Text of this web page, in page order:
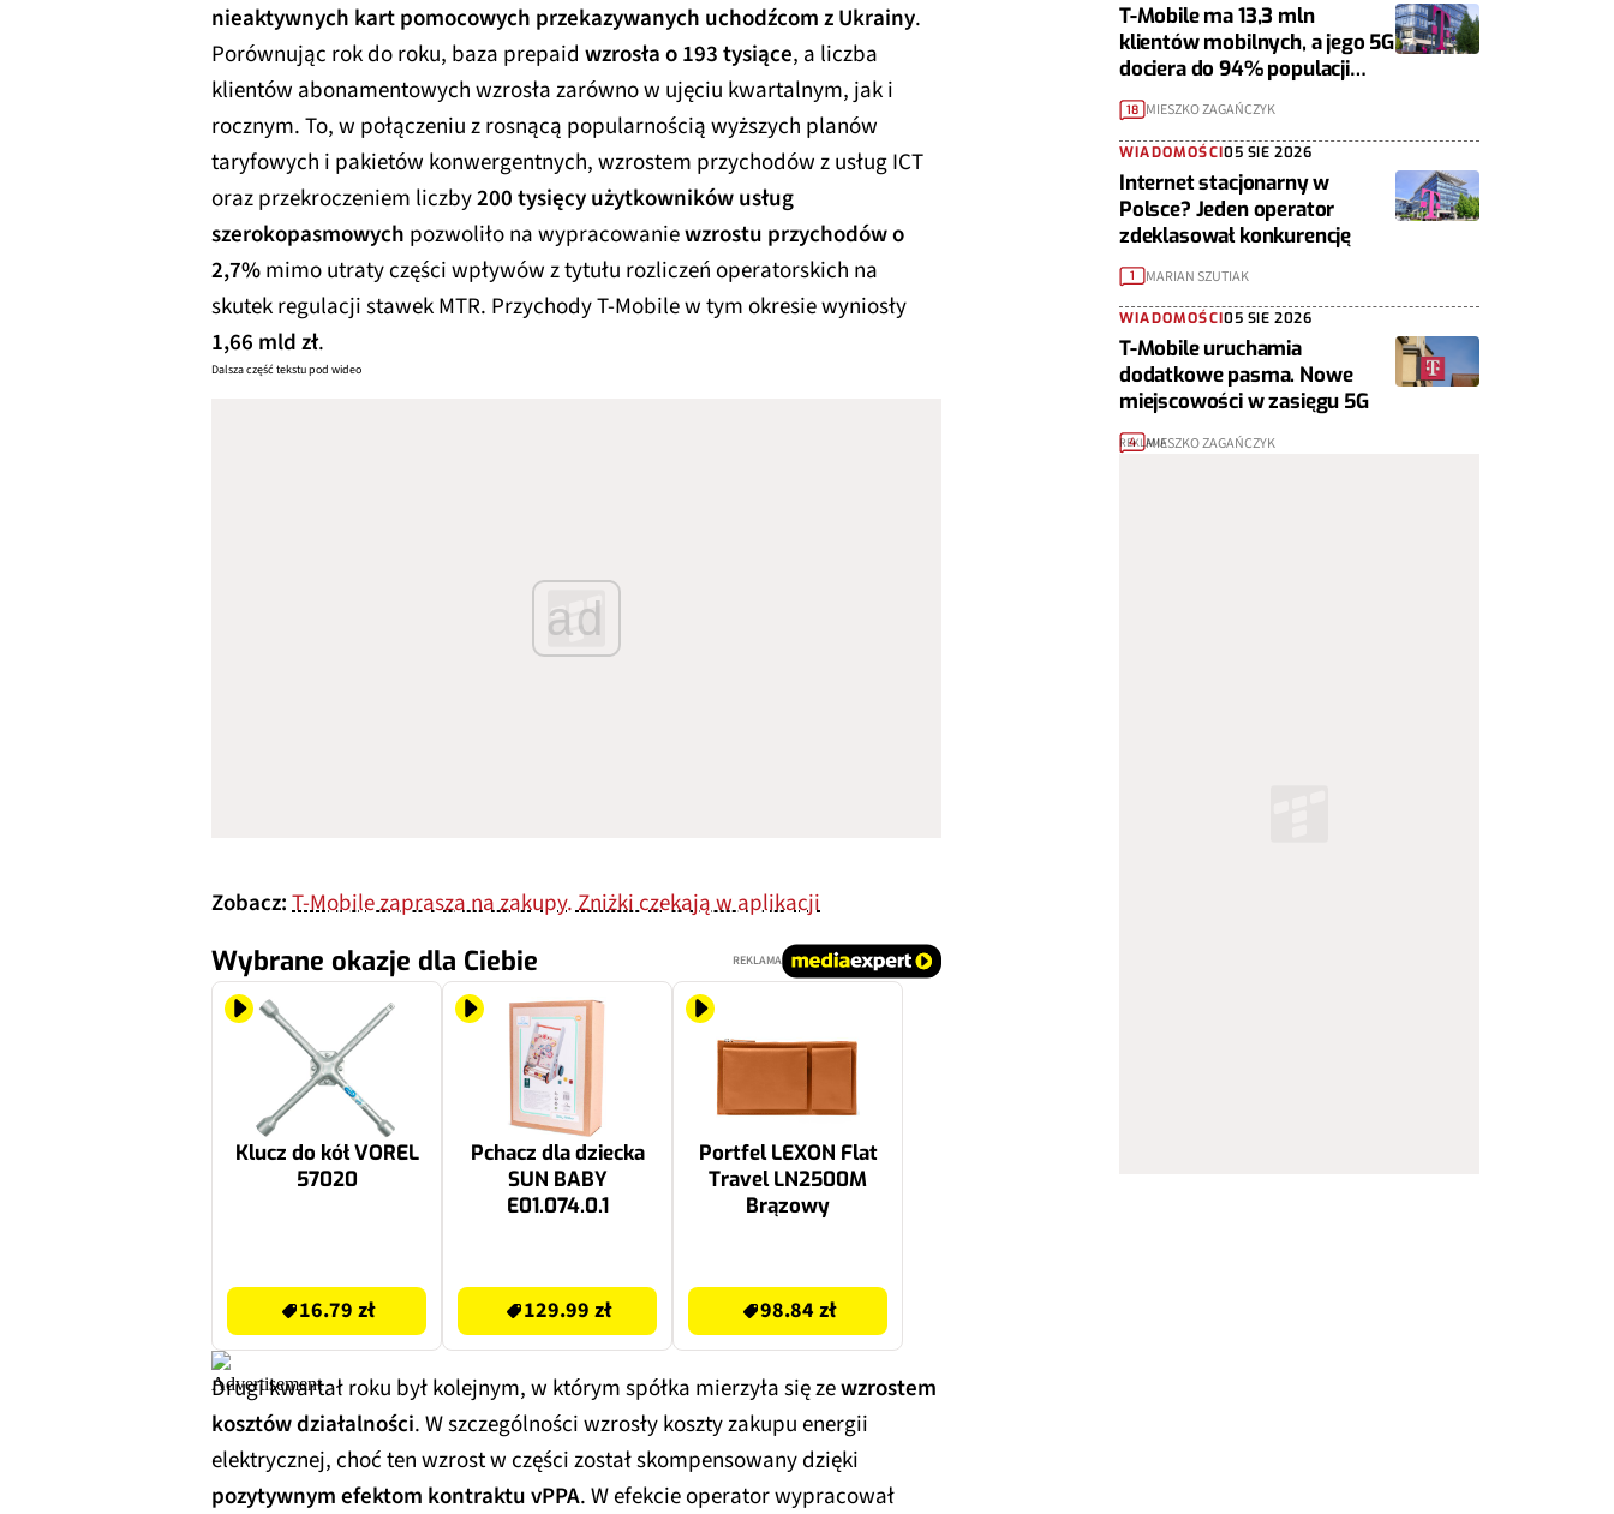
nieaktywnych kart pomocowych przekazywanych uchodźcom z Ukrainy.
Porównując rok do roku, baza prepaid wzrosła o 193 tysiące, a liczba
klientów abonamentowych wzrosła zarówno w ujęciu kwartalnym, jak i
rocznym. To, w połączeniu z rosnącą popularnością wyższych planów
taryfowych i pakietów konwergentnych, wzrostem przychodów z usług ICT
oraz przekroczeniem liczby200 tysięcy użytkowników usług
szerokopasmowych pozwoliło na wypracowaniewzrostu przychodów o
2,7%mimo utraty części wpływów z tytułu rozliczeń operatorskich na
skutek regulacji stawek MTR. Przychody T-Mobile w tym okresie wyniosły
1,66 mld zł.
Dalsza część tekstu pod wideo
ad
Zobacz:T-Mobile zaprasza na zakupy. Zniżki czekają w aplikacji
Wybrane okazje dla Ciebie REKLAMA
Klucz do kół VOREL
57020
16.79 zł
Pchacz dla dziecka
SUN BABY
E01.074.0.1
129.99 zł
Portfel LEXON Flat
Travel LN2500M
Brązowy
98.84 zł
Drugi kwartał roku był kolejnym, w którym spółka mierzyła się zewzrostem
kosztów działalności. W szczególności wzrosły koszty zakupu energii
elektrycznej, choć ten wzrost w części został skompensowany dzięki
pozytywnym efektom kontraktu vPPA. W efekcie operator wypracował
T-Mobile ma 13,3 mln
klientów mobilnych, a jego 5G
dociera do 94% populacji
Polski
18 MIESZKO ZAGAŃCZYK
WIADOMOŚCI05 SIE 2026
Internet stacjonarny w
Polsce? Jeden operator
zdeklasował konkurencję
1 MARIAN SZUTIAK
WIADOMOŚCI05 SIE 2026
T-Mobile uruchamia
dodatkowe pasma. Nowe
miejscowości w zasięgu 5G
4 MIESZKO ZAGAŃCZYK